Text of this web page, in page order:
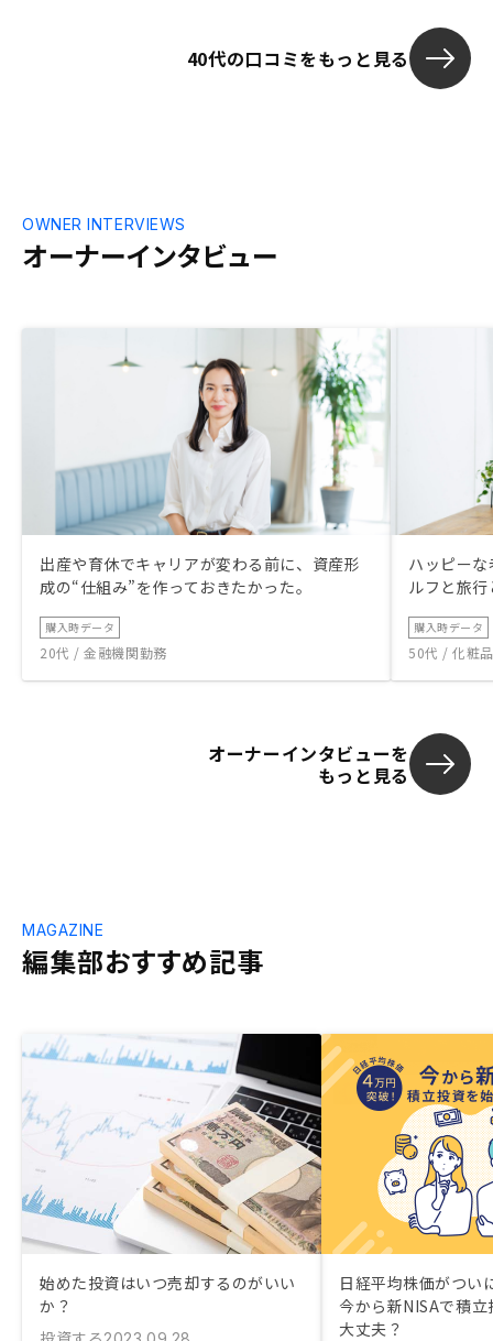
前に全容を知りたかったです。40代の口コミをもっと見る
オーナーインタビュー
OWNER INTERVIEWS
出産や育休でキャリアが変わる前に、資産形
成の“仕組み”を作っておきたかった。
購入時データ
20代 / 金融機関勤務
ハッピー
ルフと旅
購入時データ
50代 / 化粧
オーナーインタビューを
もっと見る
編集部おすすめ記事
MAGAZINE
始めた投資はいつ売却するのがいい
か？
日経平均株価がつい
今から新NISAで積
大丈夫？